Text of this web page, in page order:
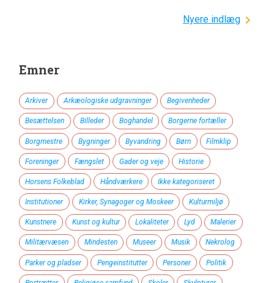
indlæg
Nyere indlæg
Emner
Arkiver Arkæologiske udgravninger Begivenheder
Besættelsen Billeder Boghandel Borgerne fortæller
Borgmestre Bygninger Byvandring Børn Filmklip
Foreninger Fængslet Gader og veje Historie
Horsens Folkeblad Håndværkere Ikke kategoriseret
Institutioner Kirker, Synagoger og Moskeer Kulturmiljø
Kunstnere Kunst og kultur Lokaliteter Lyd Malerier
Militærvæsen Mindesten Museer Musik Nekrolog
Parker og pladser Pengeinstitutter Personer Politik